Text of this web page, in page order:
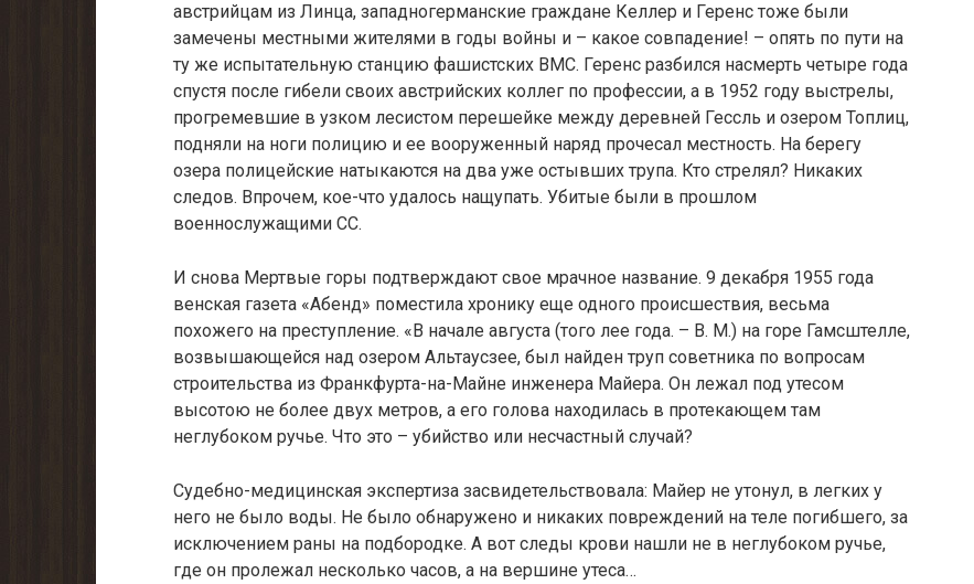
австрийцам из Линца, западногерманские граждане Келлер и Геренс тоже были
замечены местными жителями в годы войны и – какое совпадение! – опять по пути на
ту же испытательную станцию фашистских ВМС. Геренс разбился насмерть четыре года
спустя после гибели своих австрийских коллег по профессии, а в 1952 году выстрелы,
прогремевшие в узком лесистом перешейке между деревней Гессль и озером Топлиц,
подняли на ноги полицию и ее вооруженный наряд прочесал местность. На берегу
озера полицейские натыкаются на два уже остывших трупа. Кто стрелял? Никаких
следов. Впрочем, кое-что удалось нащупать. Убитые были в прошлом
военнослужащими СС.
И снова Мертвые горы подтверждают свое мрачное название. 9 декабря 1955 года
венская газета «Абенд» поместила хронику еще одного происшествия, весьма
похожего на преступление. «В начале августа (того лее года. – В. М.) на горе Гамсштелле,
возвышающейся над озером Альтаусзее, был найден труп советника по вопросам
строительства из Франкфурта-на-Майне инженера Майера. Он лежал под утесом
высотою не более двух метров, а его голова находилась в протекающем там
неглубоком ручье. Что это – убийство или несчастный случай?
Судебно-медицинская экспертиза засвидетельствовала: Майер не утонул, в легких у
него не было воды. Не было обнаружено и никаких повреждений на теле погибшего, за
исключением раны на подбородке. А вот следы крови нашли не в неглубоком ручье,
где он пролежал несколько часов, а на вершине утеса…